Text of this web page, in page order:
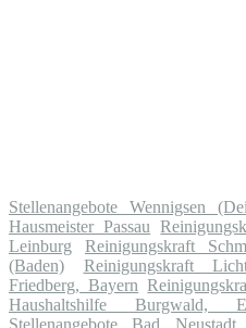
Stellenangebote Wennigsen
Hausmeister Passau
Leinburg
Reinigungskraft
(Baden)
Reinigungskraft
Friedberg, Bayern
Haushaltshilfe Burgwald,
Stellenangebote Bad